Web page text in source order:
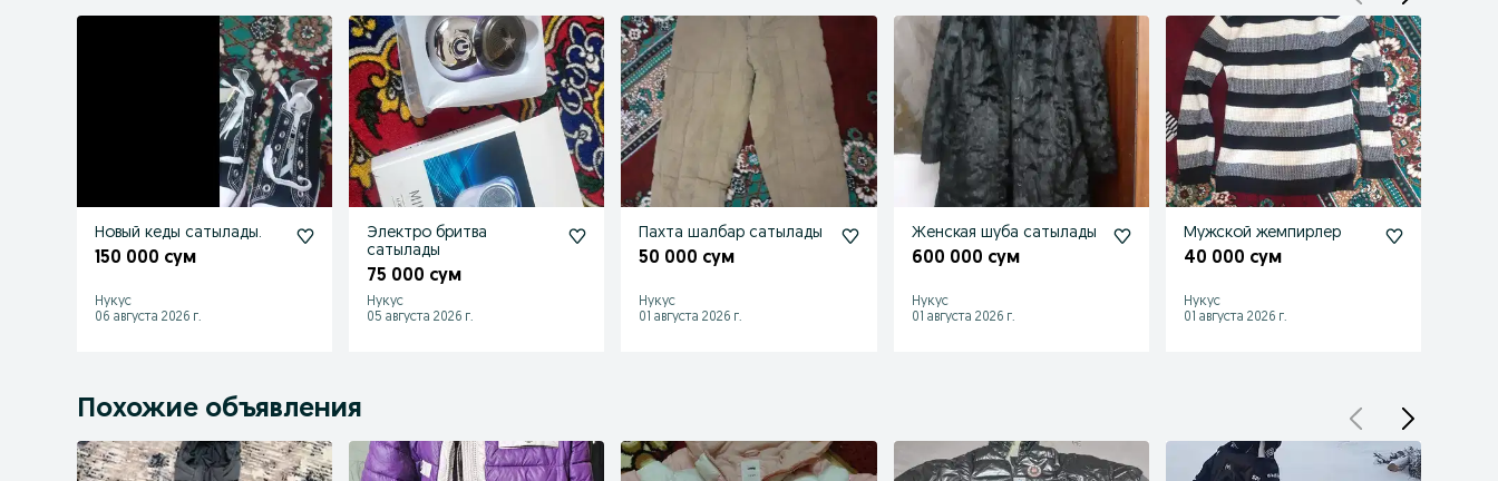
Новый кеды сатылады.
150 000 сум
Нукус
06 августа 2026 г.
Электро бритва
сатылады
75 000 сум
Нукус
05 августа 2026 г.
Пахта шалбар сатылады
50 000 сум
Нукус
01 августа 2026 г.
Женская шуба сатылады
600 000 сум
Нукус
01 августа 2026 г.
Мужской жемпирлер
40 000 сум
Нукус
01 августа 2026 г.
Похожие объявления